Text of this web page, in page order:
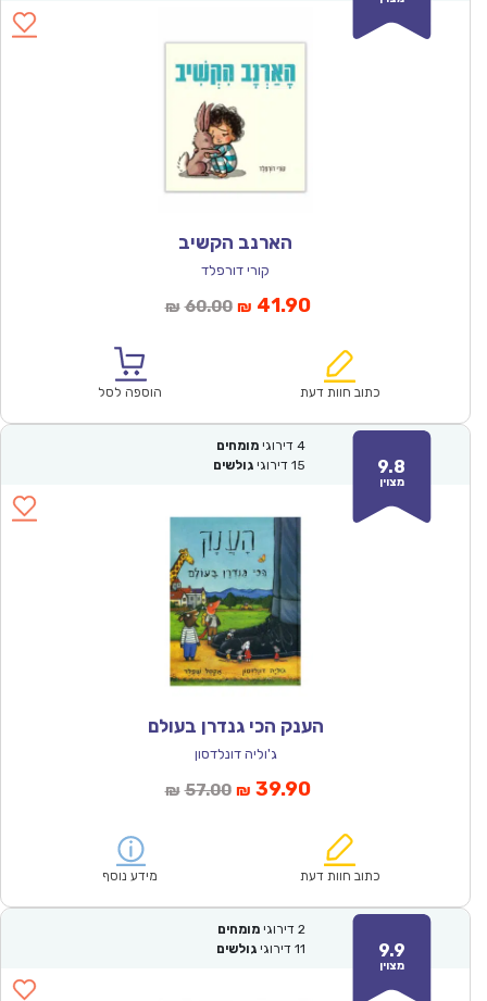
הארנב הקשיב
קורי דורפלד
₪ 60.00המחיר
₪60.00.
₪ 41.90המחיר
הוא:
כתוב חוות דעת הוספה לסל
9.8
מצוין
4 דירוגי מומחים
15 דירוגי גולשים
הענק הכי גנדרן בעולם
ג'וליה דונלדסון
₪ 57.00המחיר
₪57.00.
₪ 39.90המחיר
הוא:
כתוב חוות דעת מידע נוסף
9.9
מצוין
2 דירוגי מומחים
11 דירוגי גולשים